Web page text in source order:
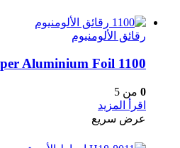
رقائق الألومنيوم
1100 O-Temper Aluminium Foil-التسليم الفوري
0 من 5
اقرأ المزيد
عرض سريع